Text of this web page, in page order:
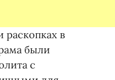
раскопках в
были
с